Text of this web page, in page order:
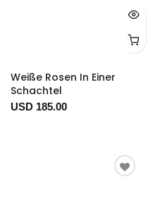
Weiße Rosen In Einer
Schachtel
USD 185.00